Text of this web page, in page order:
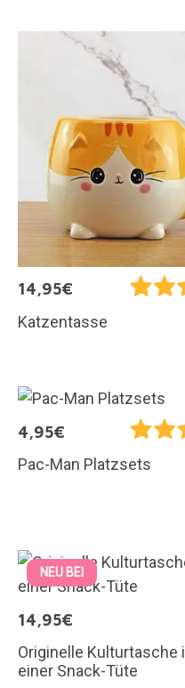
14,95€
Katzentasse
4,95€
Pac-Man Platzsets
NEU BEI
14,95€
Originelle Kulturtasche
einer Snack-Tüte